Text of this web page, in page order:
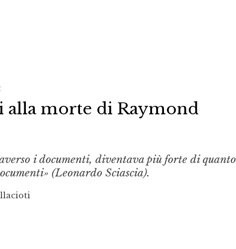
alla morte di Raymond
i documenti, diventava più forte di quanto
(Leonardo Sciascia).